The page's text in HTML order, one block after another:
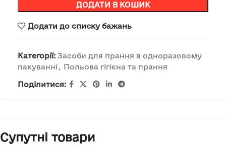
ДОДАТИ В КОШИК
Додати до списку бажань
Категорії: Засоби для прання в одноразовому
пакуванні , Польова гігієна та прання
Поділитися:
Супутні товари